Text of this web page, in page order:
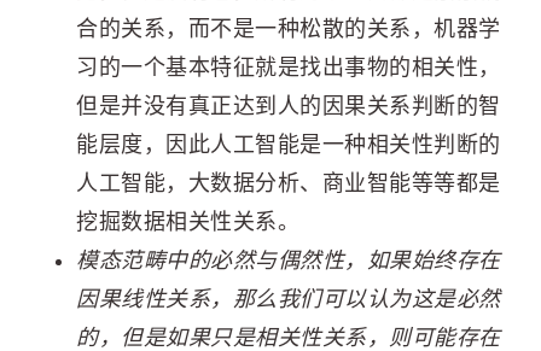
合的关系，而不是一种松散的关系，机器学
习的一个基本特征就是找出事物的相关性，
但是并没有真正达到人的因果关系判断的智
能层度，因此人工智能是一种相关性判断的
人工智能，大数据分析、商业智能等等都是
挖掘数据相关性关系。
模态范畴中的必然与偶然性，如果始终存在
因果线性关系，那么我们可以认为这是必然
的，但是如果只是相关性关系，则可能存在